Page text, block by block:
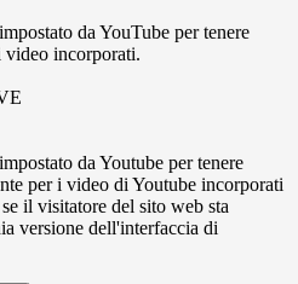
da YouTube per tenere
video incorporati.
da Youtube per tenere
per i video di Youtube incorporati
il visitatore del sito web sta
versione dell'interfaccia di